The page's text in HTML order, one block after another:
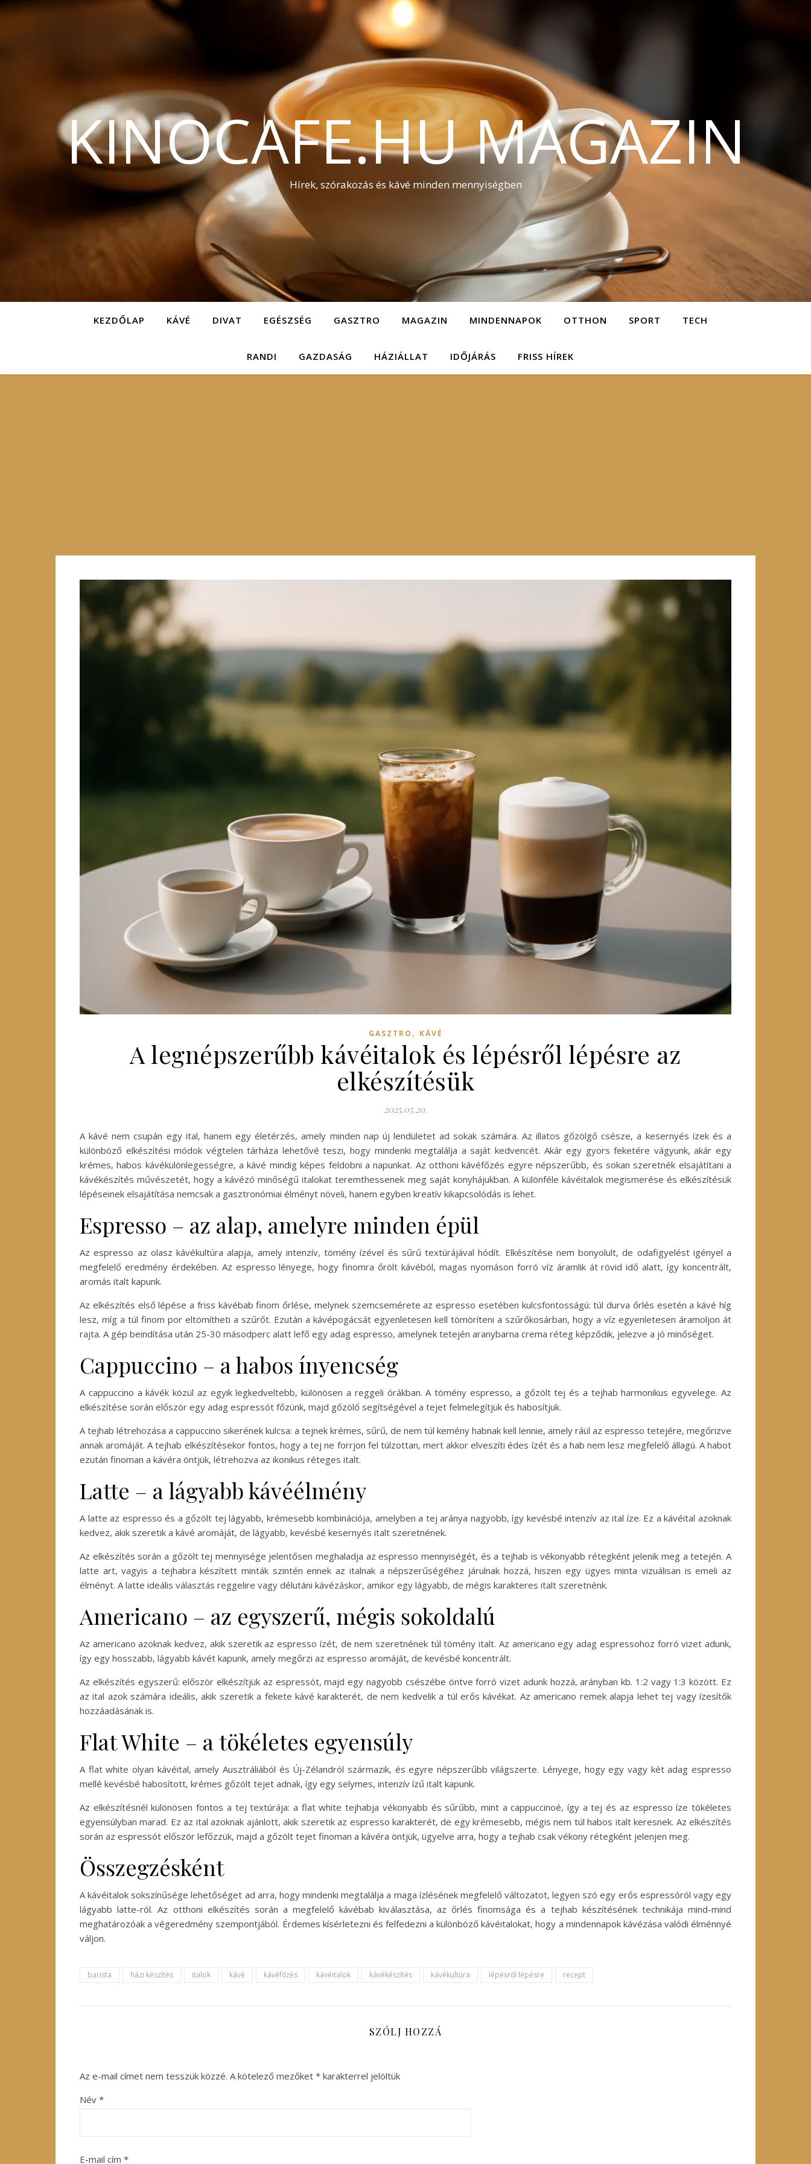
KINOCAFE.HU MAGAZIN
Hírek, szórakozás és kávé minden mennyiségben
KEZDŐLAP KÁVÉ DIVAT EGÉSZSÉG GASZTRO MAGAZIN MINDENNAPOK OTTHON SPORT TECH
RANDI GAZDASÁG HÁZIÁLLAT IDŐJÁRÁS FRISS HÍREK
GASZTRO , KÁVÉ
A legnépszerűbb kávéitalok és lépésről lépésre az
elkészítésük
2025.05.20.
A kávé nem csupán egy ital, hanem egy életérzés, amely minden nap új lendületet ad sokak számára. Az illatos gőzölgő csésze, a kesernyés ízek és a
különböző elkészítési módok végtelen tárháza lehetővé teszi, hogy mindenki megtalálja a saját kedvencét. Akár egy gyors feketére vágyunk, akár egy
krémes, habos kávékülönlegességre, a kávé mindig képes feldobni a napunkat. Az otthoni kávéfőzés egyre népszerűbb, és sokan szeretnék elsajátítani a
kávékészítés művészetét, hogy a kávézó minőségű italokat teremthessenek meg saját konyhájukban. A különféle kávéitalok megismerése és elkészítésük
lépéseinek elsajátítása nemcsak a gasztronómiai élményt növeli, hanem egyben kreatív kikapcsolódás is lehet.
Espresso – az alap, amelyre minden épül
Az espresso az olasz kávékultúra alapja, amely intenzív, tömény ízével és sűrű textúrájával hódít. Elkészítése nem bonyolult, de odafigyelést igényel a
megfelelő eredmény érdekében. Az espresso lényege, hogy finomra őrölt kávéból, magas nyomáson forró víz áramlik át rövid idő alatt, így koncentrált,
aromás italt kapunk.
Az elkészítés első lépése a friss kávébab finom őrlése, melynek szemcsemérete az espresso esetében kulcsfontosságú: túl durva őrlés esetén a kávé híg
lesz, míg a túl finom por eltömítheti a szűrőt. Ezután a kávépogácsát egyenletesen kell tömöríteni a szűrőkosárban, hogy a víz egyenletesen áramoljon át
rajta. A gép beindítása után 25-30 másodperc alatt lefő egy adag espresso, amelynek tetején aranybarna crema réteg képződik, jelezve a jó minőséget.
Cappuccino – a habos ínyencség
A cappuccino a kávék közül az egyik legkedveltebb, különösen a reggeli órákban. A tömény espresso, a gőzölt tej és a tejhab harmonikus egyvelege. Az
elkészítése során először egy adag espressót főzünk, majd gőzölő segítségével a tejet felmelegítjük és habosítjuk.
A tejhab létrehozása a cappuccino sikerének kulcsa: a tejnek krémes, sűrű, de nem túl kemény habnak kell lennie, amely ráül az espresso tetejére, megőrizve
annak aromáját. A tejhab elkészítésekor fontos, hogy a tej ne forrjon fel túlzottan, mert akkor elveszíti édes ízét és a hab nem lesz megfelelő állagú. A habot
ezután finoman a kávéra öntjük, létrehozva az ikonikus réteges italt.
Latte – a lágyabb kávéélmény
A latte az espresso és a gőzölt tej lágyabb, krémesebb kombinációja, amelyben a tej aránya nagyobb, így kevésbé intenzív az ital íze. Ez a kávéital azoknak
kedvez, akik szeretik a kávé aromáját, de lágyabb, kevésbé kesernyés italt szeretnének.
Az elkészítés során a gőzölt tej mennyisége jelentősen meghaladja az espresso mennyiségét, és a tejhab is vékonyabb rétegként jelenik meg a tetején. A
latte art, vagyis a tejhabra készített minták szintén ennek az italnak a népszerűségéhez járulnak hozzá, hiszen egy ügyes minta vizuálisan is emeli az
élményt. A latte ideális választás reggelire vagy délutáni kávézáskor, amikor egy lágyabb, de mégis karakteres italt szeretnénk.
Americano – az egyszerű, mégis sokoldalú
Az americano azoknak kedvez, akik szeretik az espresso ízét, de nem szeretnének túl tömény italt. Az americano egy adag espressohoz forró vizet adunk,
így egy hosszabb, lágyabb kávét kapunk, amely megőrzi az espresso aromáját, de kevésbé koncentrált.
Az elkészítés egyszerű: először elkészítjük az espressót, majd egy nagyobb csészébe öntve forró vizet adunk hozzá, arányban kb. 1:2 vagy 1:3 között. Ez
az ital azok számára ideális, akik szeretik a fekete kávé karakterét, de nem kedvelik a túl erős kávékat. Az americano remek alapja lehet tej vagy ízesítők
hozzáadásának is.
Flat White – a tökéletes egyensúly
A flat white olyan kávéital, amely Ausztráliából és Új-Zélandról származik, és egyre népszerűbb világszerte. Lényege, hogy egy vagy két adag espresso
mellé kevésbé habosított, krémes gőzölt tejet adnak, így egy selymes, intenzív ízű italt kapunk.
Az elkészítésnél különösen fontos a tej textúrája: a flat white tejhabja vékonyabb és sűrűbb, mint a cappuccinoé, így a tej és az espresso íze tökéletes
egyensúlyban marad. Ez az ital azoknak ajánlott, akik szeretik az espresso karakterét, de egy krémesebb, mégis nem túl habos italt keresnek. Az elkészítés
során az espressót először lefőzzük, majd a gőzölt tejet finoman a kávéra öntjük, ügyelve arra, hogy a tejhab csak vékony rétegként jelenjen meg.
Összegzésként
A kávéitalok sokszínűsége lehetőséget ad arra, hogy mindenki megtalálja a maga ízlésének megfelelő változatot, legyen szó egy erős espressóról vagy egy
lágyabb latte-ról. Az otthoni elkészítés során a megfelelő kávébab kiválasztása, az őrlés finomsága és a tejhab készítésének technikája mind-mind
meghatározóak a végeredmény szempontjából. Érdemes kísérletezni és felfedezni a különböző kávéitalokat, hogy a mindennapok kávézása valódi élménnyé
váljon.
barista házi készítés italok kávé kávéfőzés kávéitalok kávékészítés kávékultúra lépésről lépésre recept
SZÓLJ HOZZÁ
Az e-mail címet nem tesszük közzé. A kötelező mezőket * karakterrel jelöltük
Név *
E-mail cím *